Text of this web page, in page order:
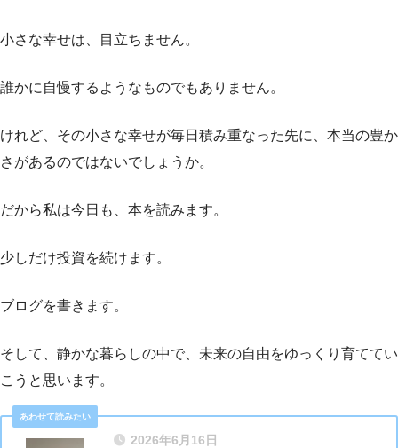
小さな幸せは、目立ちません。
誰かに自慢するようなものでもありません。
けれど、その小さな幸せが毎日積み重なった先に、本当の豊か
さがあるのではないでしょうか。
だから私は今日も、本を読みます。
少しだけ投資を続けます。
ブログを書きます。
そして、静かな暮らしの中で、未来の自由をゆっくり育ててい
こうと思います。
2026年6月16日